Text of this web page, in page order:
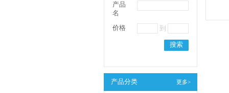
产品
名
价格 到
搜索
产品分类 更多>